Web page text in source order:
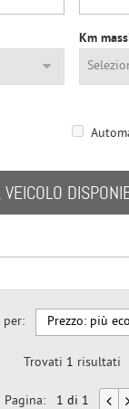
Km
Trovati 1 risultati
Pagina: 1 di 1